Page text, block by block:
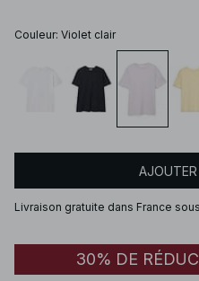
Couleur: Violet clair
AJOUTER
Livraison gratuite dans France
30% DE